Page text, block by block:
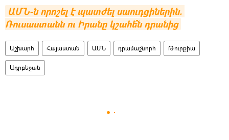
ԱՄՆ-ն որոշել է պատժել սաուդցիներին.
Ռուսաստանն ու Իրանը կշահե՞ն դրանից
Աշխարհ Հայաստան ԱՄՆ դրամաշնորհ Թուրքիա
Ադրբեջան